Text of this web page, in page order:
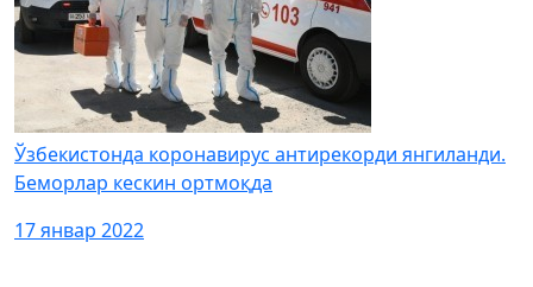
Ўзбекистонда коронавирус антирекорди янгиланди.
Беморлар кескин ортмоқда
17 январ 2022